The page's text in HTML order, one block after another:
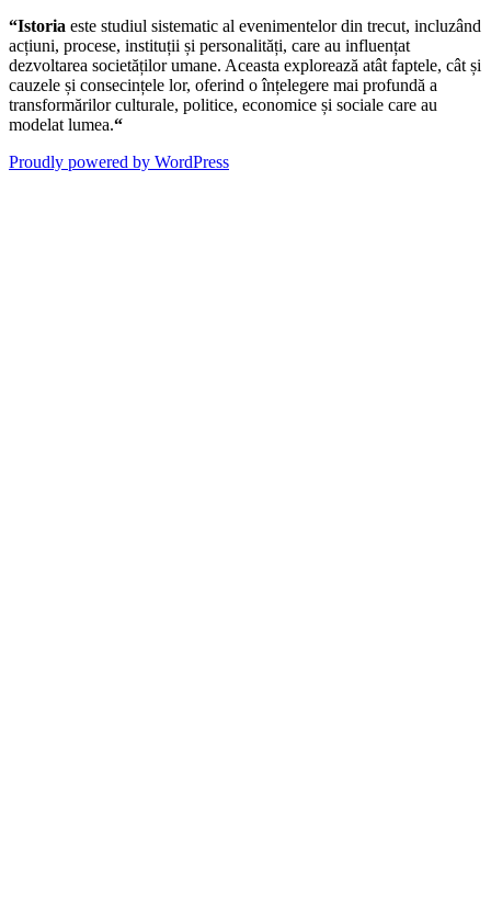
“Istoria este studiul sistematic al evenimentelor din trecut, incluzând
acțiuni, procese, instituții și personalități, care au influențat
dezvoltarea societăților umane. Aceasta explorează atât faptele, cât și
cauzele și consecințele lor, oferind o înțelegere mai profundă a
transformărilor culturale, politice, economice și sociale care au
modelat lumea.“
Proudly powered by WordPress